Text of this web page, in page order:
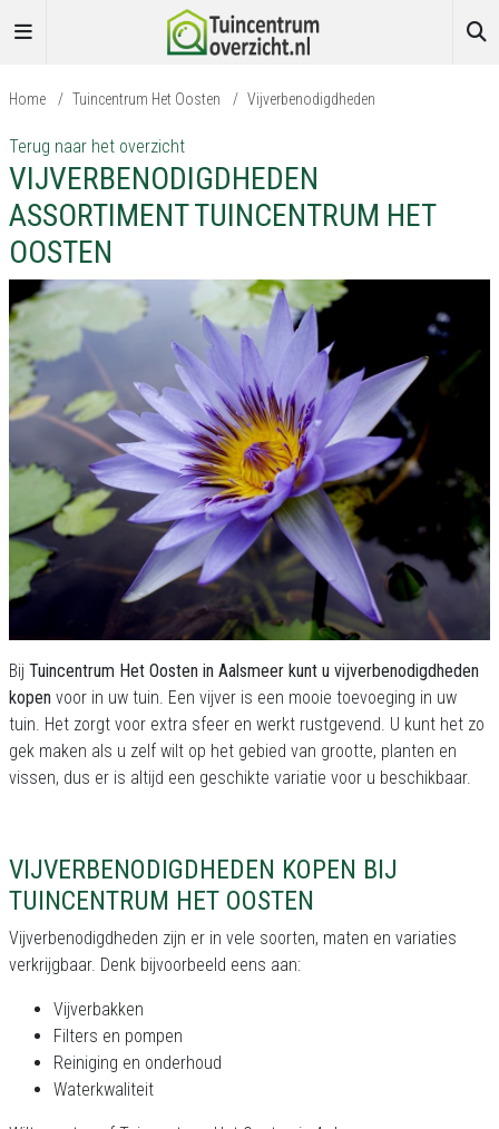
Home / Tuincentrum Het Oosten / Vijverbenodigdheden
Terug naar het overzicht
VIJVERBENODIGDHEDEN
ASSORTIMENT TUINCENTRUM HET
OOSTEN
Bij Tuincentrum Het Oosten in Aalsmeer kunt u vijverbenodigdheden
kopen voor in uw tuin. Een vijver is een mooie toevoeging in uw
tuin. Het zorgt voor extra sfeer en werkt rustgevend. U kunt het zo
gek maken als u zelf wilt op het gebied van grootte, planten en
vissen, dus er is altijd een geschikte variatie voor u beschikbaar.
VIJVERBENODIGDHEDEN KOPEN BIJ
TUINCENTRUM HET OOSTEN
Vijverbenodigdheden zijn er in vele soorten, maten en variaties
verkrijgbaar. Denk bijvoorbeeld eens aan:
Vijverbakken
Filters en pompen
Reiniging en onderhoud
Waterkwaliteit